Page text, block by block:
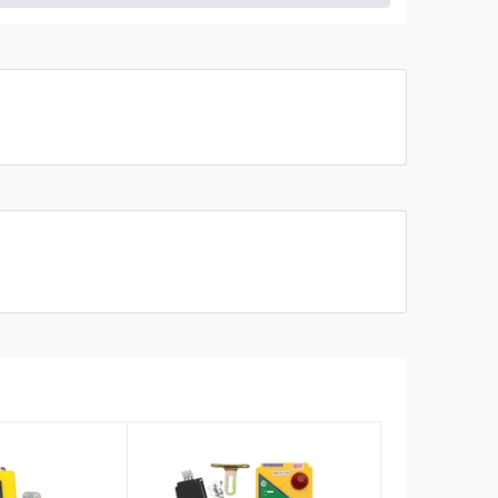
nhu cầu nâng hạ của khách hàng.
tời rùa đồng thời thiết bị phải chính hãng, chất